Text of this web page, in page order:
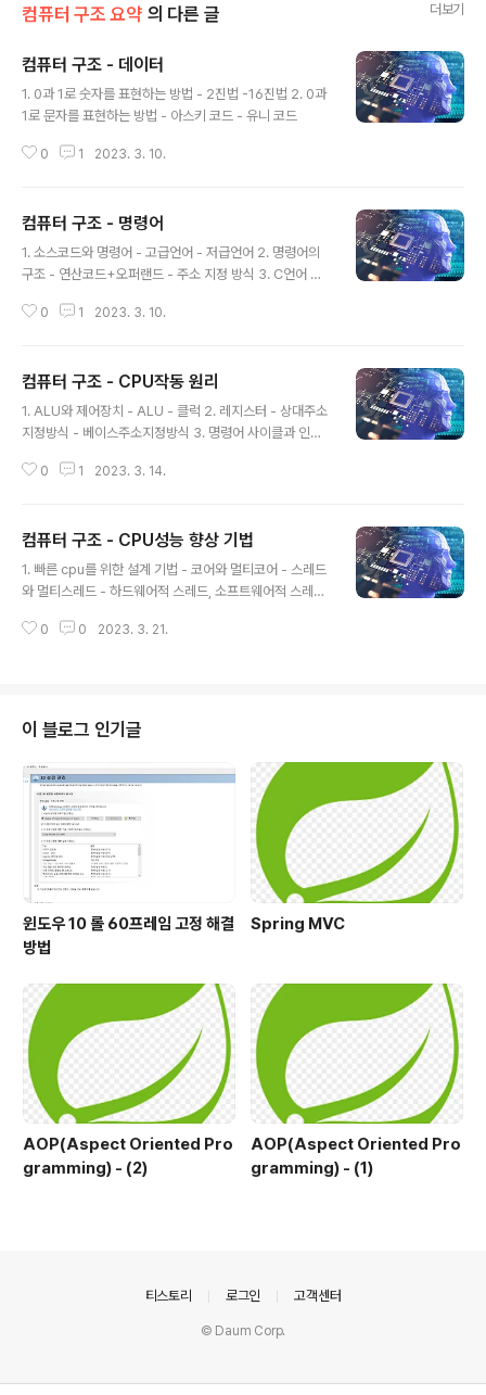
컴퓨터 구조 요약 의 다른 글 더보기
컴퓨터 구조 - 데이터
1. 0과 1로 숫자를 표현하는 방법 - 2진법 -16진법 2. 0과
1로 문자를 표현하는 방법 - 아스키 코드 - 유니 코드
0 1 2023. 3. 10.
컴퓨터 구조 - 명령어
1. 소스코드와 명령어 - 고급언어 - 저급언어 2. 명령어의
구조 - 연산코드+오퍼랜드 - 주소 지정 방식 3. C언어 컴
0 1 2023. 3. 10.
컴퓨터 구조 - CPU작동 원리
1. ALU와 제어장치 - ALU - 클럭 2. 레지스터 - 상대주소
지정방식 - 베이스주소지정방식 3. 명령어 사이클과 인터
인터럽트 처리과정(비동기)
0 1 2023. 3. 14.
컴퓨터 구조 - CPU성능 향상 기법
1. 빠른 cpu를 위한 설계 기법 - 코어와 멀티코어 - 스레드
와 멀티스레드 - 하드웨어적 스레드, 소프트웨어적 스레드
집합구조 - CISC - RISC
0 0 2023. 3. 21.
이 블로그 인기글
윈도우 10 롤 60프레임 고정 해결
방법
Spring MVC
AOP(Aspect Oriented Pro
gramming) - (2)
AOP(Aspect Oriented Pro
gramming) - (1)
티스토리 로그인 고객센터
© Daum Corp.